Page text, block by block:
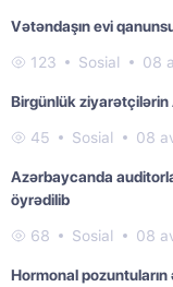
Vətəndaşın evi
123 Sosial 08
Birgünlük ziyarətçilərin
45 Sosial 08
Azərbaycanda
öyrədilib
68 Sosial 08
Hormonal pozuntuların